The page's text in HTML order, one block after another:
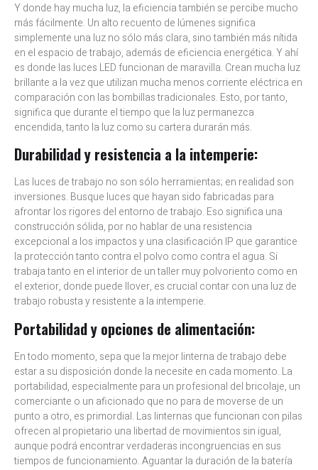
Y donde hay mucha luz, la eficiencia también se percibe mucho
más fácilmente. Un alto recuento de lúmenes significa
simplemente una luz no sólo más clara, sino también más nítida
en el espacio de trabajo, además de eficiencia energética. Y ahí
es donde las luces LED funcionan de maravilla. Crean mucha luz
brillante a la vez que utilizan mucha menos corriente eléctrica en
comparación con las bombillas tradicionales. Esto, por tanto,
significa que durante el tiempo que la luz permanezca
encendida, tanto la luz como su cartera durarán más.
Durabilidad y resistencia a la intemperie:
Las luces de trabajo no son sólo herramientas; en realidad son
inversiones. Busque luces que hayan sido fabricadas para
afrontar los rigores del entorno de trabajo. Eso significa una
construcción sólida, por no hablar de una resistencia
excepcional a los impactos y una clasificación IP que garantice
la protección tanto contra el polvo como contra el agua. Si
trabaja tanto en el interior de un taller muy polvoriento como en
el exterior, donde puede llover, es crucial contar con una luz de
trabajo robusta y resistente a la intemperie.
Portabilidad y opciones de alimentación:
En todo momento, sepa que la mejor linterna de trabajo debe
estar a su disposición donde la necesite en cada momento. La
portabilidad, especialmente para un profesional del bricolaje, un
comerciante o un aficionado que no para de moverse de un
punto a otro, es primordial. Las linternas que funcionan con pilas
ofrecen al propietario una libertad de movimientos sin igual,
aunque podrá encontrar verdaderas incongruencias en sus
tiempos de funcionamiento. Aguantar la duración de la batería